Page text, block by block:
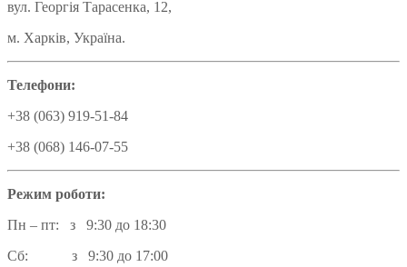
вул. Георгія Тарасенка, 12,
м. Харків, Україна.
Телефони:
+38 (063) 919-51-84
+38 (068) 146-07-55
Режим роботи:
Пн – пт: з 9:30 до 18:30
Сб: з 9:30 до 17:00